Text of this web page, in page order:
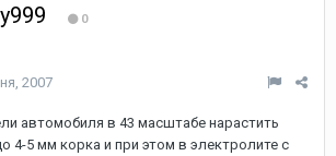
0
2007
автомобиля в 43 масштабе нарастить
4-5 мм корка и при этом в электролите с